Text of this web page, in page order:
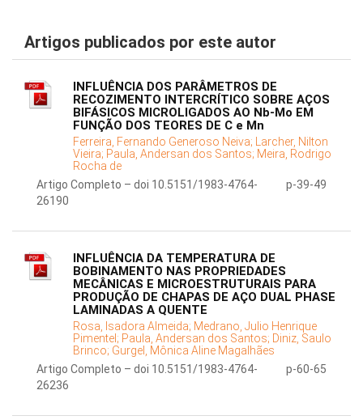
Artigos publicados por este autor
INFLUÊNCIA DOS PARÂMETROS DE
RECOZIMENTO INTERCRÍTICO SOBRE AÇOS
BIFÁSICOS MICROLIGADOS AO Nb-Mo EM
FUNÇÃO DOS TEORES DE C e Mn
Ferreira, Fernando Generoso Neiva; Larcher, Nilton
Vieira; Paula, Andersan dos Santos; Meira, Rodrigo
Rocha de
Artigo Completo – doi 10.5151/1983-4764-
26190
p-39-49
INFLUÊNCIA DA TEMPERATURA DE
BOBINAMENTO NAS PROPRIEDADES
MECÂNICAS E MICROESTRUTURAIS PARA
PRODUÇÃO DE CHAPAS DE AÇO DUAL PHASE
LAMINADAS A QUENTE
Rosa, Isadora Almeida; Medrano, Julio Henrique
Pimentel; Paula, Andersan dos Santos; Diniz, Saulo
Brinco; Gurgel, Mônica Aline Magalhães
Artigo Completo – doi 10.5151/1983-4764-
26236
p-60-65